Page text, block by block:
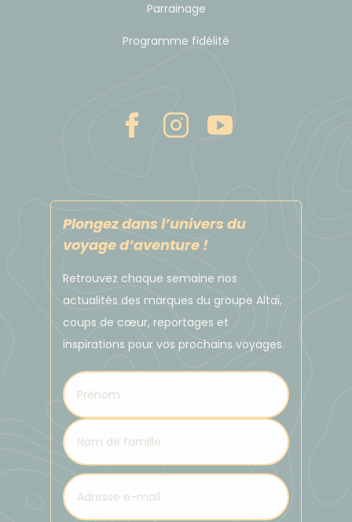
Parrainage
Programme fidélité
Plongez dans l’univers du
voyage d’aventure !
Retrouvez chaque semaine nos
actualités des marques du groupe Altaï,
coups de cœur, reportages et
inspirations pour vos prochains voyages.